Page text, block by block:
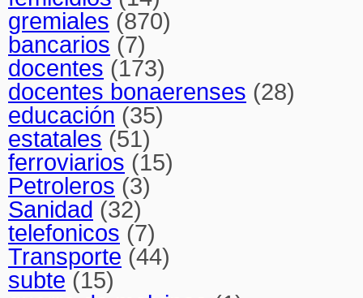
gremiales (870)
bancarios (7)
docentes (173)
docentes bonaerenses (28)
educación (35)
estatales (51)
ferroviarios (15)
Petroleros (3)
Sanidad (32)
telefonicos (7)
Transporte (44)
subte (15)